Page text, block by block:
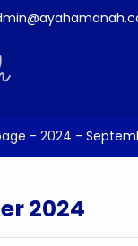
- 2024 -
2024